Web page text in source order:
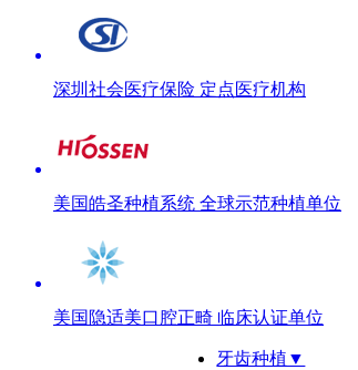
深圳社会医疗保险 定点医疗机构
美国皓圣种植系统 全球示范种植单位
美国隐适美口腔正畸 临床认证单位
牙齿种植▼